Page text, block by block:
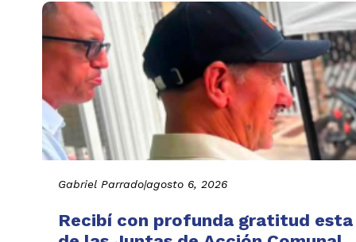
Gabriel Parrado|agosto 6, 2026
Recibí con profunda gratitud